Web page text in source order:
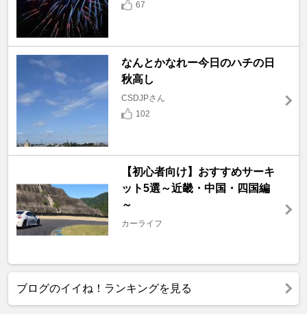
67
なんとかなれー今日のハチの日
秋高し
CSDJPさん
102
【初心者向け】おすすめサーキ
ット5選～近畿・中国・四国編
～
カーライフ
ブログのイイね！ランキングを見る